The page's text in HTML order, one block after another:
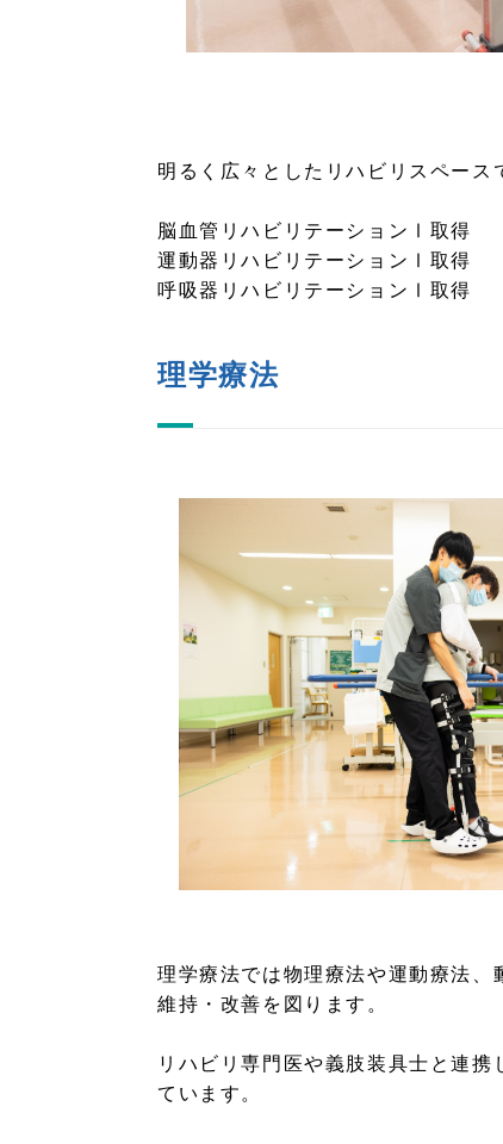
明るく広々としたリハビリスペース
脳血管リハビリテーションⅠ取得
運動器リハビリテーションⅠ取得
呼吸器リハビリテーションⅠ取得
理学療法
理学療法では物理療法や運動療法
維持・改善を図ります。
リハビリ専門医や義肢装具士と連
ています。